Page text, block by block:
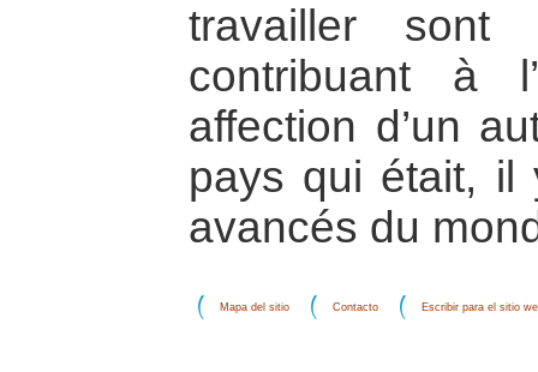
travailler sont
contribuant à
affection d’un
pays qui était,
avancés du
Mapa del sitio Contacto Escribir para el sitio